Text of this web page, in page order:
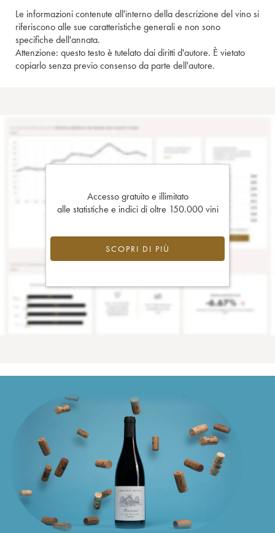
Le informazioni contenute all'interno della descrizione del vino si
riferiscono alle sue caratteristiche generali e non sono
specifiche dell'annata.
Attenzione: questo testo è tutelato dai diritti d'autore. È vietato
copiarlo senza previo consenso da parte dell'autore.
Accesso gratuito e illimitato
alle statistiche e indici di oltre 150.000 vini
SCOPRI DI PIÙ